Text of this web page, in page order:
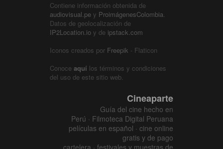
Contiene información obtenida de
audiovisual.pe y ProimágenesColombia.
Datos de geolocalización de
IP2Location.io y de ipstack.com
Iconos creados por Freepik - Flaticon
Conoce aquí los términos y condiciones
del uso de este sitio web.
Cineaparte
Guía del cine hecho en
Perú · Filmoteca Digital Peruana
películas en español · cine online
gratis y de pago